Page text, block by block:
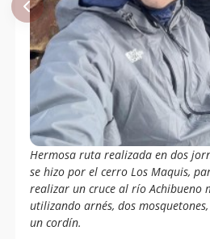
01/05/03
Ismael Mena Valdés
Carlos Andrés
Juan Spiniak
19/01/95
Claudio Mellado,
04/03/65
Wolfgang Förster
Sergio Kunstmann
Hermosa ruta realizada en dos
se hizo por el cerro Los Maquis,
realizar un cruce al río Achibueno
utilizando arnés, dos
un cordín.